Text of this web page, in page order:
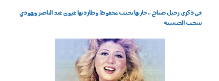
في ذكرى رحيل صباح .. حاربها نجيب محفوظ وطاردتها عيون عبد الناصر ويهودي
سحب الجنسية